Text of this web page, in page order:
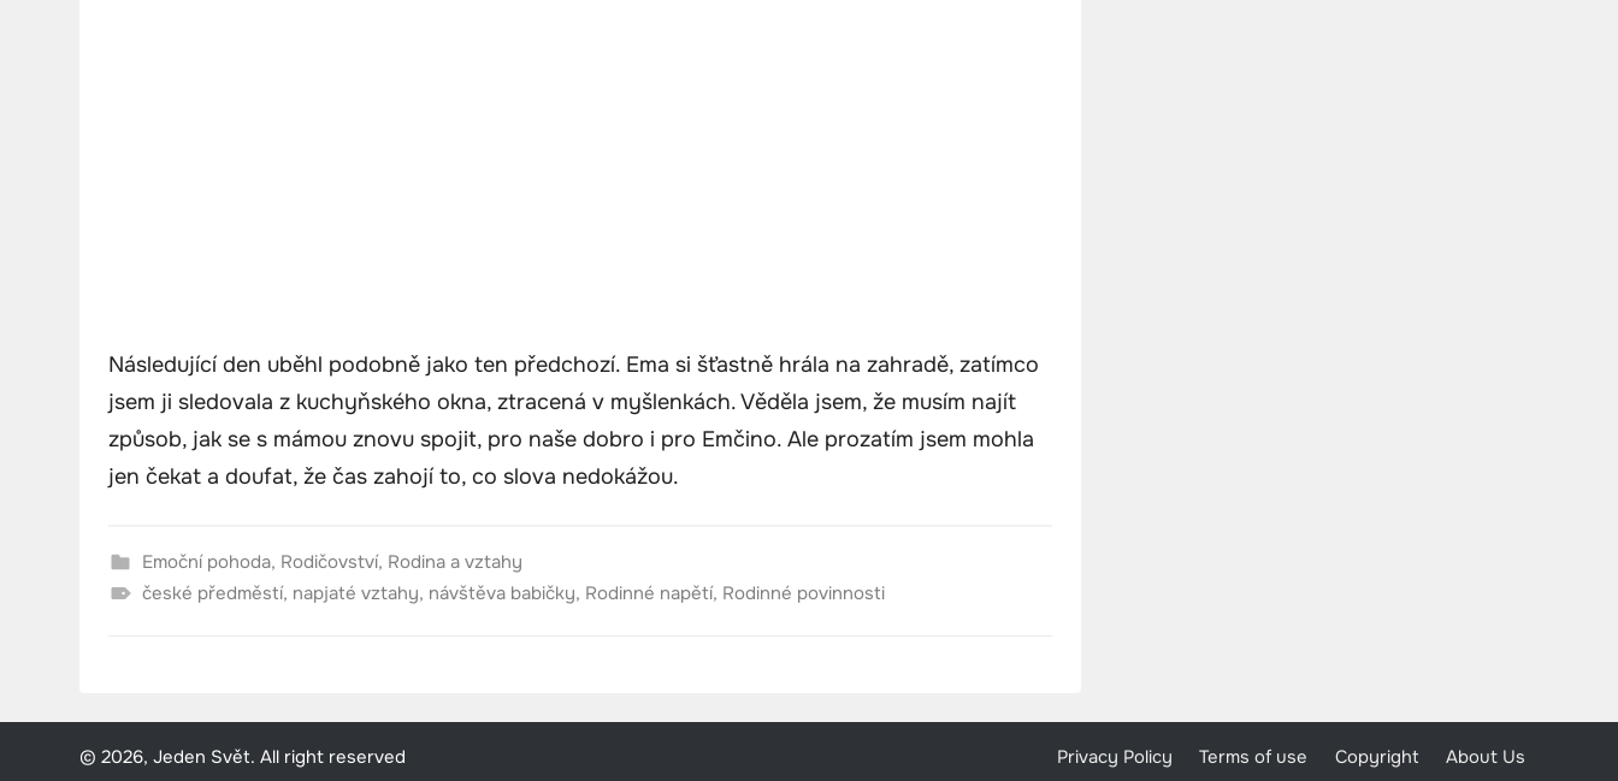
Následující den uběhl podobně jako ten předchozí. Ema si šťastně hrála na zahradě, zatímco
jsem ji sledovala z kuchyňského okna, ztracená v myšlenkách. Věděla jsem, že musím najít
způsob, jak se s mámou znovu spojit, pro naše dobro i pro Emčino. Ale prozatím jsem mohla
jen čekat a doufat, že čas zahojí to, co slova nedokážou.
Emoční pohoda, Rodičovství, Rodina a vztahy
české předměstí, napjaté vztahy, návštěva babičky, Rodinné napětí, Rodinné povinnosti
© 2026, Jeden Svět. All right reserved Privacy Policy Terms of use Copyright About Us